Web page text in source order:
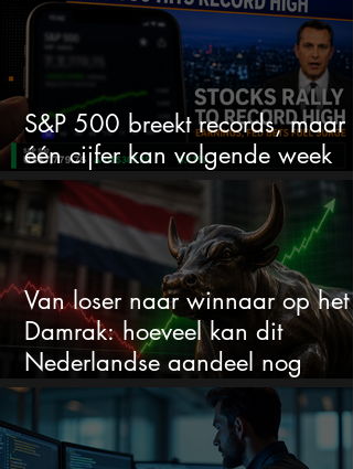
S&P 500 breekt records, maar
één cijfer kan volgende week
alles veranderen
Van loser naar winnaar op het
Damrak: hoeveel kan dit
Nederlandse aandeel nog
stijgen?